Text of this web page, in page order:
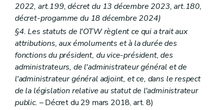
2022, art.199, décret du 13 décembre 2023, art.180,
décret-progamme du 18 décembre 2024)
§4. Les statuts de l'OTW règlent ce qui a trait aux
attributions, aux émoluments et à la durée des
fonctions du président, du vice-président, des
administrateurs, de l'administrateur général et de
l'administrateur général adjoint, et ce, dans le respect
de la législation relative au statut de l'administrateur
public. – Décret du 29 mars 2018, art. 8)